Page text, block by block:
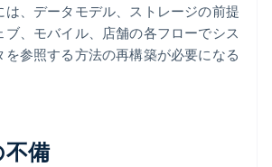
は、データモデル、ストレージの前提
、モバイル、店舗の各フローでシス
を参照する方法の再構築が必要になる
備